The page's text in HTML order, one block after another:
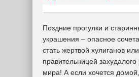
Поздние прогулки и
украшения – опасное
стать жертвой хулиганов
правительницей захудалого
мира! А если хочется